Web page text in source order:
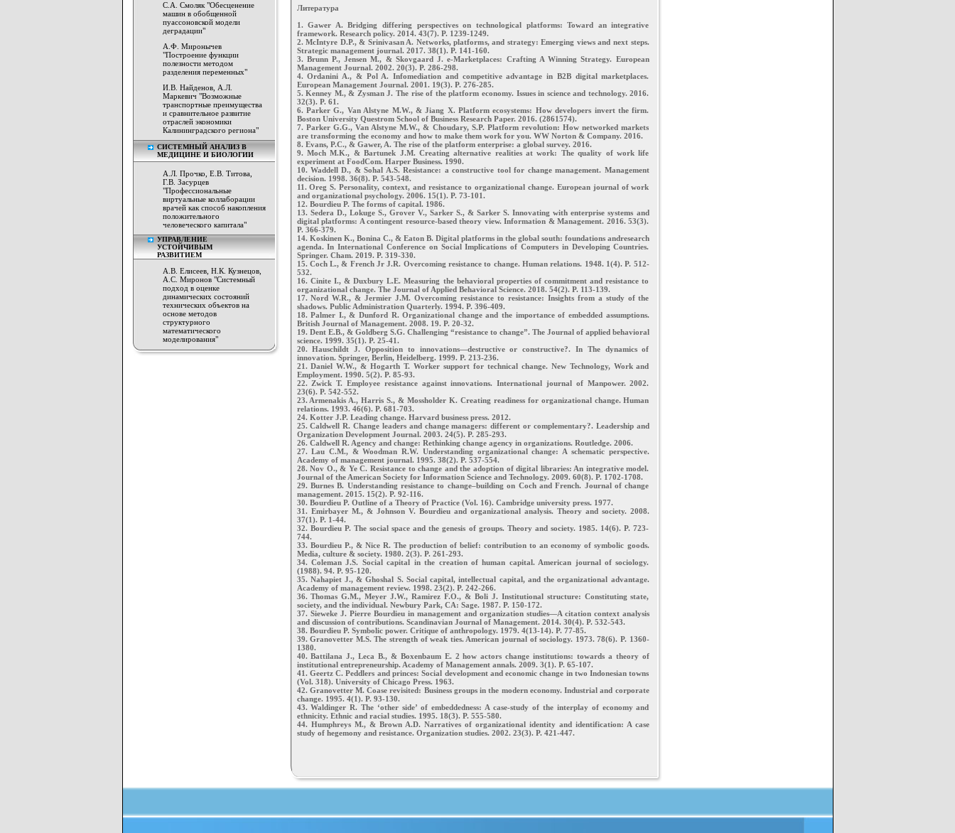
С.А. Смоляк "Обесценение
машин в обобщенной
пуассоновской модели
деградации"
A.Ф. Миронычев
"Построение функции
полезности методом
разделения переменных"
И.В. Найденов, А.Л.
Маркевич "Возможные
транспортные преимущества
и сравнительное развитие
отраслей экономики
Калининградского региона"
СИСТЕМНЫЙ АНАЛИЗ В
МЕДИЦИНЕ И БИОЛОГИИ
А.Л. Прочко, Е.В. Титова,
Г.В. Засурцев
"Профессиональные
виртуальные коллаборации
врачей как способ накопления
положительного
человеческого капитала"
УПРАВЛЕНИЕ
УСТОЙЧИВЫМ
РАЗВИТИЕМ
А.В. Елисеев, Н.К. Кузнецов,
А.С. Миронов "Системный
подход в оценке
динамических состояний
технических объектов на
основе методов
структурного
математического
моделирования"
Литература
1. Gawer A. Bridging differing perspectives on technological platforms: Toward an integrative
framework. Research policy. 2014. 43(7). P. 1239-1249.
2. McIntyre D.P., & Srinivasan A. Networks, platforms, and strategy: Emerging views and next steps.
Strategic management journal. 2017. 38(1). P. 141-160.
3. Brunn P., Jensen M., & Skovgaard J. e-Marketplaces: Crafting A Winning Strategy. European
Management Journal. 2002. 20(3). P. 286-298.
4. Ordanini A., & Pol A. Infomediation and competitive advantage in B2B digital marketplaces.
European Management Journal. 2001. 19(3). P. 276-285.
5. Kenney M., & Zysman J. The rise of the platform economy. Issues in science and technology. 2016.
32(3). P. 61.
6. Parker G., Van Alstyne M.W., & Jiang X. Platform ecosystems: How developers invert the firm.
Boston University Questrom School of Business Research Paper. 2016. (2861574).
7. Parker G.G., Van Alstyne M.W., & Choudary, S.P. Platform revolution: How networked markets
are transforming the economy and how to make them work for you. WW Norton & Company. 2016.
8. Evans, P.C., & Gawer, A. The rise of the platform enterprise: a global survey. 2016.
9. Moch M.K., & Bartunek J.M. Creating alternative realities at work: The quality of work life
experiment at FoodCom. Harper Business. 1990.
10. Waddell D., & Sohal A.S. Resistance: a constructive tool for change management. Management
decision. 1998. 36(8). P. 543-548.
11. Oreg S. Personality, context, and resistance to organizational change. European journal of work
and organizational psychology. 2006. 15(1). P. 73-101.
12. Bourdieu P. The forms of capital. 1986.
13. Sedera D., Lokuge S., Grover V., Sarker S., & Sarker S. Innovating with enterprise systems and
digital platforms: A contingent resource-based theory view. Information & Management. 2016. 53(3).
P. 366-379.
14. Koskinen K., Bonina C., & Eaton B. Digital platforms in the global south: foundations andresearch
agenda. In International Conference on Social Implications of Computers in Developing Countries.
Springer. Cham. 2019. P. 319-330.
15. Coch L., & French Jr J.R. Overcoming resistance to change. Human relations. 1948. 1(4). P. 512-
532.
16. Cinite I., & Duxbury L.E. Measuring the behavioral properties of commitment and resistance to
organizational change. The Journal of Applied Behavioral Science. 2018. 54(2). P. 113-139.
17. Nord W.R., & Jermier J.M. Overcoming resistance to resistance: Insights from a study of the
shadows. Public Administration Quarterly. 1994. P. 396-409.
18. Palmer I., & Dunford R. Organizational change and the importance of embedded assumptions.
British Journal of Management. 2008. 19. P. 20-32.
19. Dent E.B., & Goldberg S.G. Challenging “resistance to change”. The Journal of applied behavioral
science. 1999. 35(1). P. 25-41.
20. Hauschildt J. Opposition to innovations—destructive or constructive?. In The dynamics of
innovation. Springer, Berlin, Heidelberg. 1999. P. 213-236.
21. Daniel W.W., & Hogarth T. Worker support for technical change. New Technology, Work and
Employment. 1990. 5(2). P. 85-93.
22. Zwick T. Employee resistance against innovations. International journal of Manpower. 2002.
23(6). P. 542-552.
23. Armenakis A., Harris S., & Mossholder K. Creating readiness for organizational change. Human
relations. 1993. 46(6). P. 681-703.
24. Kotter J.P. Leading change. Harvard business press. 2012.
25. Caldwell R. Change leaders and change managers: different or complementary?. Leadership and
Organization Development Journal. 2003. 24(5). P. 285-293.
26. Caldwell R. Agency and change: Rethinking change agency in organizations. Routledge. 2006.
27. Lau C.M., & Woodman R.W. Understanding organizational change: A schematic perspective.
Academy of management journal. 1995. 38(2). P. 537-554.
28. Nov O., & Ye C. Resistance to change and the adoption of digital libraries: An integrative model.
Journal of the American Society for Information Science and Technology. 2009. 60(8). P. 1702-1708.
29. Burnes B. Understanding resistance to change–building on Coch and French. Journal of change
management. 2015. 15(2). P. 92-116.
30. Bourdieu P. Outline of a Theory of Practice (Vol. 16). Cambridge university press. 1977.
31. Emirbayer M., & Johnson V. Bourdieu and organizational analysis. Theory and society. 2008.
37(1). P. 1-44.
32. Bourdieu P. The social space and the genesis of groups. Theory and society. 1985. 14(6). P. 723-
744.
33. Bourdieu P., & Nice R. The production of belief: contribution to an economy of symbolic goods.
Media, culture & society. 1980. 2(3). P. 261-293.
34. Coleman J.S. Social capital in the creation of human capital. American journal of sociology.
(1988). 94. P. 95-120.
35. Nahapiet J., & Ghoshal S. Social capital, intellectual capital, and the organizational advantage.
Academy of management review. 1998. 23(2). P. 242-266.
36. Thomas G.M., Meyer J.W., Ramirez F.O., & Boli J. Institutional structure: Constituting state,
society, and the individual. Newbury Park, CA: Sage. 1987. P. 150-172.
37. Sieweke J. Pierre Bourdieu in management and organization studies—A citation context analysis
and discussion of contributions. Scandinavian Journal of Management. 2014. 30(4). P. 532-543.
38. Bourdieu P. Symbolic power. Critique of anthropology. 1979. 4(13-14). P. 77-85.
39. Granovetter M.S. The strength of weak ties. American journal of sociology. 1973. 78(6). P. 1360-
1380.
40. Battilana J., Leca B., & Boxenbaum E. 2 how actors change institutions: towards a theory of
institutional entrepreneurship. Academy of Management annals. 2009. 3(1). P. 65-107.
41. Geertz C. Peddlers and princes: Social development and economic change in two Indonesian towns
(Vol. 318). University of Chicago Press. 1963.
42. Granovetter M. Coase revisited: Business groups in the modern economy. Industrial and corporate
change. 1995. 4(1). P. 93-130.
43. Waldinger R. The ‘other side’ of embeddedness: A case‐study of the interplay of economy and
ethnicity. Ethnic and racial studies. 1995. 18(3). P. 555-580.
44. Humphreys M., & Brown A.D. Narratives of organizational identity and identification: A case
study of hegemony and resistance. Organization studies. 2002. 23(3). P. 421-447.